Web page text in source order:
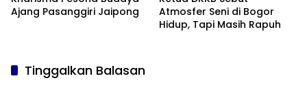
Ajang Pasanggiri Jaipong
Atmosfer Seni di Bogor
Hidup, Tapi Masih Rapuh
Tinggalkan Balasan